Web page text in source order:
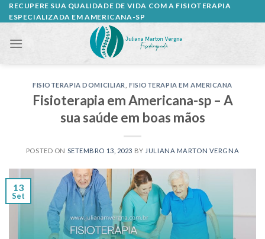
Skip
to
RECUPERE SUA QUALIDADE DE VIDA COM A FISIOTERAPIA
ESPECIALIZADA EM AMERICANA-SP
FISIOTERAPIA DOMICILIAR FISIOTERAPIA EM AMERICANA
Fisioterapia em Americana-sp – A
sua saúde em boas mãos
POSTED ON SETEMBRO 13, 2023 BY JULIANA MARTON VERGNA
13
Set